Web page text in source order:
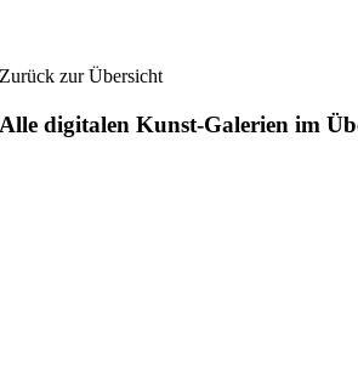
Zurück zur Übersicht
Alle digitalen Kunst-Galerien im